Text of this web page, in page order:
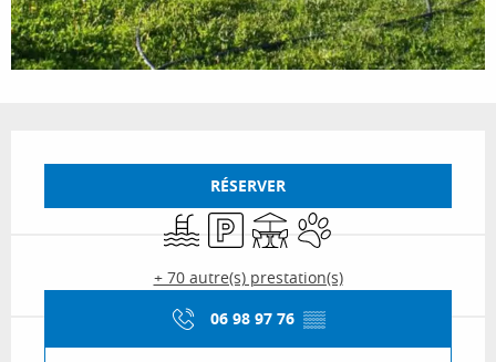
RÉSERVER
PiscineParkingTerrasseAnimaux acceptés
+ 70 autre(s) prestation(s)
06 98 97 76 ▒▒